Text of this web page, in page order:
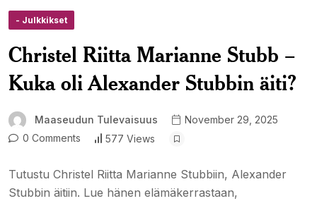
- Julkkikset
Christel Riitta Marianne Stubb –
Kuka oli Alexander Stubbin äiti?
Maaseudun Tulevaisuus
November 29, 2025
0 Comments
577 Views
Tutustu Christel Riitta Marianne Stubbiin, Alexander
Stubbin äitiin. Lue hänen elämäkerrastaan,